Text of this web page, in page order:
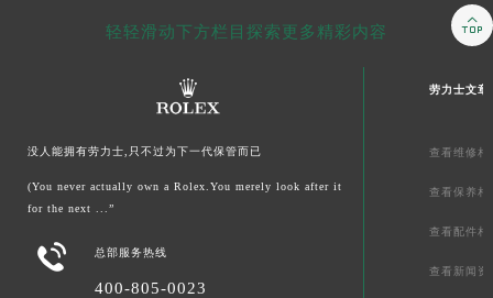
轻轻滑动下方栏目探索更多精彩内容
没人能拥有劳力士,只不过为下一代保管而已
(You never actually own a Rolex.You merely look after it
for the next ...”
 总部服务热线
400-805-0023
劳力士文章
查看维修相
查看保养相
查看配件相
查看新闻资
